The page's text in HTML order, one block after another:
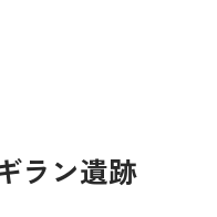
を示す重要な場所で
やすいということもあ
ラン遺跡